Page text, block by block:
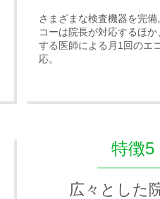
さまざまな検査機器を完
コーは院長が対応するほか
する医師による月1回のエ
応。
特徴5
広々とした